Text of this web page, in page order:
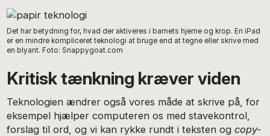
Det har betydning for, hvad der aktiveres i barnets hjerne og krop. En iPad
er en mindre kompliceret teknologi at bruge end at tegne eller skrive med
en blyant. Foto: Snappygoat.com
Kritisk tænkning kræver viden
Teknologien ændrer også vores måde at skrive på, for
eksempel hjælper computeren os med stavekontrol,
forslag til ord, og vi kan rykke rundt i teksten ogcopy-